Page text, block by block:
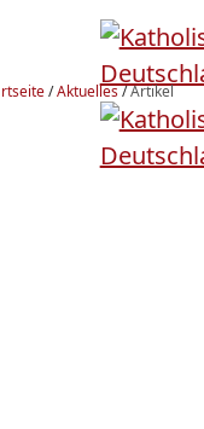
/Aktuelles/Artikel